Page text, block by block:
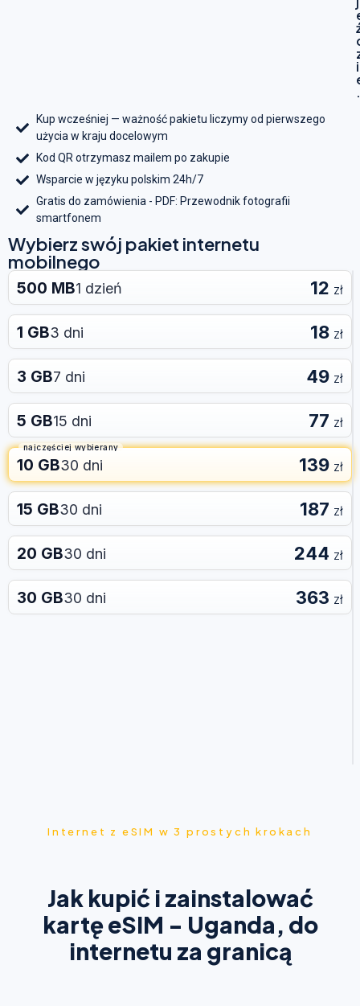
i
.
Kup wcześniej — ważność pakietu liczymy od pierwszego
użycia w kraju docelowym
Kod QR otrzymasz mailem po zakupie
Wsparcie w języku polskim 24h/7
Gratis do zamówienia - PDF: Przewodnik fotografii
smartfonem
Wybierz swój pakiet internetu
mobilnego
500 MB1 dzień 12 zł
1 GB3 dni 18 zł
3 GB7 dni 49 zł
5 GB15 dni 77 zł
najczęściej wybierany
10 GB30 dni 139 zł
15 GB30 dni 187 zł
20 GB30 dni 244 zł
30 GB30 dni 363 zł
Internet z eSIM w 3 prostych krokach
Jak kupić i zainstalować
kartę eSIM - Uganda, do
internetu za granicą